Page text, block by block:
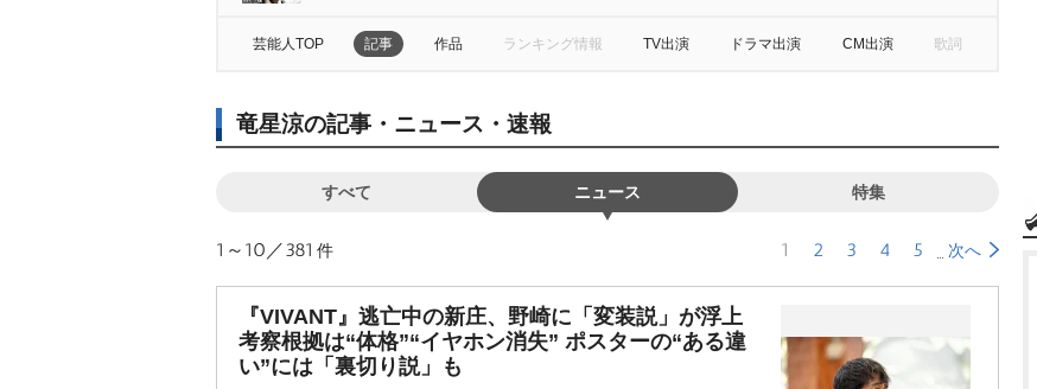
芸能人TOP 記事 作品 ランキング情報 TV出演 ドラマ出演 CM出演 歌詞
竜星涼の記事・ニュース・速報
すべて ニュース 特集
1～10／381 件 1 2 3 4 5 次へ
『VIVANT』逃亡中の新庄、野崎に「変装説」が浮上
考察根拠は“体格”“イヤホン消失” ポスターの“ある違
い”には「裏切り説」も